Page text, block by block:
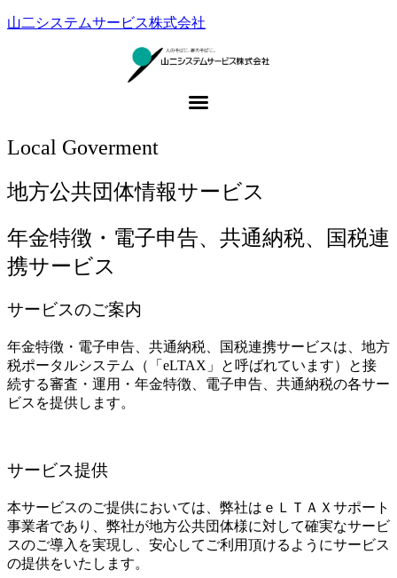
山二システムサービス株式会社
Local Goverment
地方公共団体情報サービス
年金特徴・電子申告、共通納税、国税連
携サービス
サービスのご案内
年金特徴・電子申告、共通納税、国税連携サービスは、地方
税ポータルシステム（「eLTAX」と呼ばれています）と接
続する審査・運用・年金特徴、電子申告、共通納税の各サー
ビスを提供します。
サービス提供
本サービスのご提供においては、弊社はｅＬＴＡＸサポート
事業者であり、弊社が地方公共団体様に対して確実なサービ
スのご導入を実現し、安心してご利用頂けるようにサービス
の提供をいたします。